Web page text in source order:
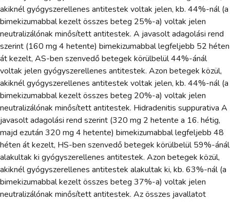
akiknél gyógyszerellenes antitestek voltak jelen, kb. 44%-nál (a
bimekizumabbal kezelt összes beteg 25%-a) voltak jelen
neutralizálónak minősített antitestek. A javasolt adagolási rend
szerint (160 mg 4 hetente) bimekizumabbal legfeljebb 52 héten
át kezelt, AS-ben szenvedő betegek körülbelül 44%-ánál
voltak jelen gyógyszerellenes antitestek. Azon betegek közül,
akiknél gyógyszerellenes antitestek voltak jelen, kb. 44%-nál (a
bimekizumabbal kezelt összes beteg 20%-a) voltak jelen
neutralizálónak minősített antitestek. Hidradenitis suppurativa A
javasolt adagolási rend szerint (320 mg 2 hetente a 16. hétig,
majd ezután 320 mg 4 hetente) bimekizumabbal legfeljebb 48
héten át kezelt, HS-ben szenvedő betegek körülbelül 59%-ánál
alakultak ki gyógyszerellenes antitestek. Azon betegek közül,
akiknél gyógyszerellenes antitestek alakultak ki, kb. 63%-nál (a
bimekizumabbal kezelt összes beteg 37%-a) voltak jelen
neutralizálónak minősített antitestek. Az összes javallatot